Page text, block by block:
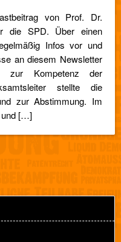
von Prof. Dr.
die SPD. Über einen
Infos vor und
an diesem Newsletter
zur Kompetenz der
stellte die
zur Abstimmung. Im
und […]